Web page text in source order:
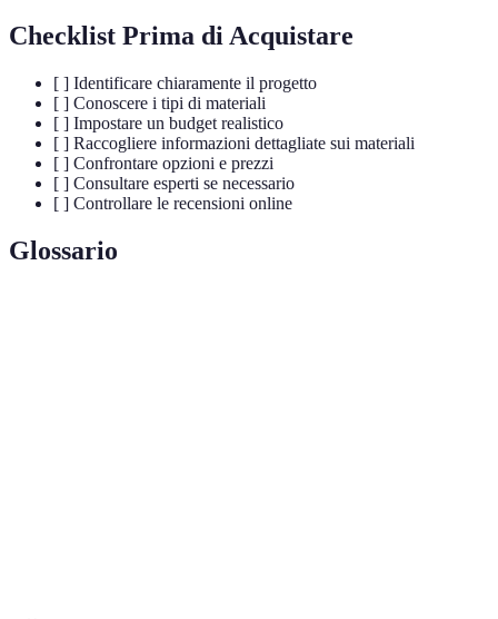
Checklist Prima di Acquistare
[ ] Identificare chiaramente il progetto
[ ] Conoscere i tipi di materiali
[ ] Impostare un budget realistico
[ ] Raccogliere informazioni dettagliate sui materiali
[ ] Confrontare opzioni e prezzi
[ ] Consultare esperti se necessario
[ ] Controllare le recensioni online
Glossario